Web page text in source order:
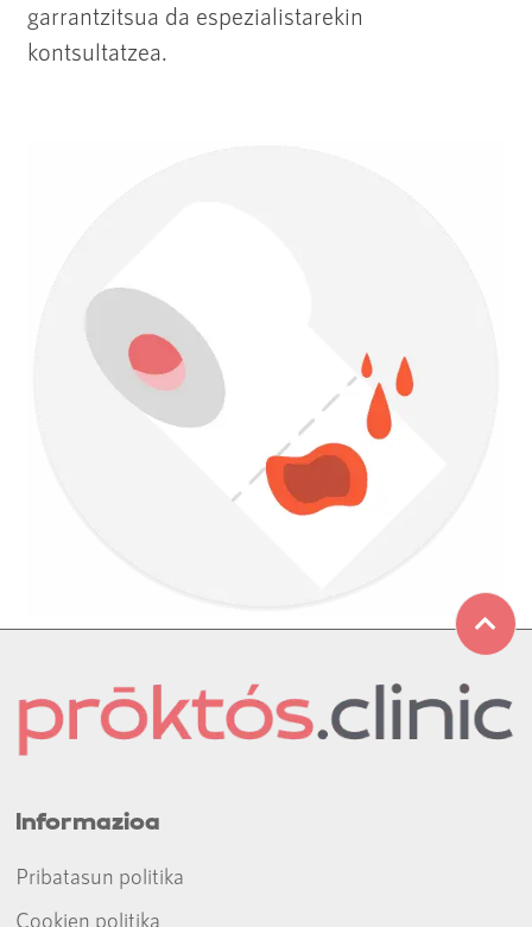
garrantzitsua da espezialistarekin
kontsultatzea.
Informazioa
Pribatasun politika
Cookien politika